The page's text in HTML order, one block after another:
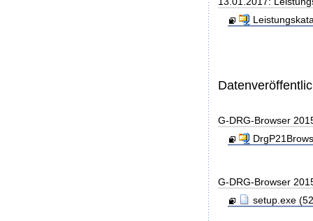
G-DRG-Browser
G-DRG-Browser
setup.exe